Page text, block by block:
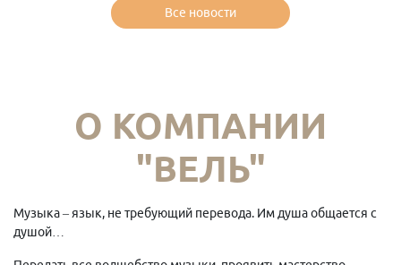
Все новости
О КОМПАНИИ
"ВЕЛЬ"
Музыка – язык, не требующий перевода. Им душа общается с
душой…